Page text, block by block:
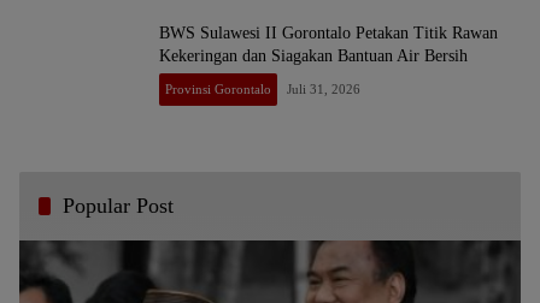
BWS Sulawesi II Gorontalo Petakan Titik Rawan
Kekeringan dan Siagakan Bantuan Air Bersih
Provinsi Gorontalo Juli 31, 2026
Popular Post